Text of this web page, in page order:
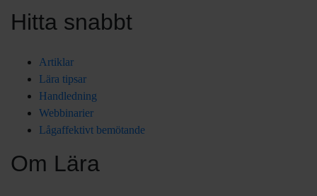
Hitta snabbt
Artiklar
Lära tipsar
Handledning
Webbinarier
Lågaffektivt bemötande
Om Lära